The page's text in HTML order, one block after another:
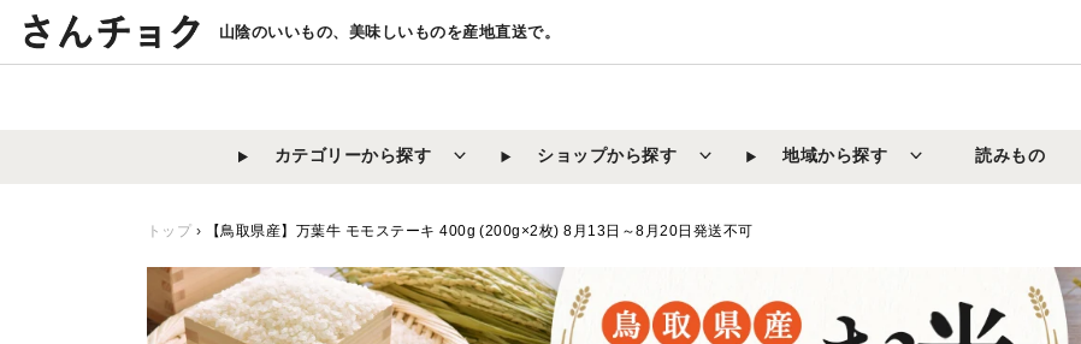
山陰のいいもの、美味しいものを産地直送で。
カテゴリーから探す ショップから探す 地域から探す 読みもの
トップ › 【鳥取県産】万葉牛 モモステーキ 400g (200g×2枚) 8月13日～8月20日発送不可